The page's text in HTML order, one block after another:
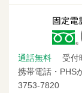
TEL：
青森営業所
〒030-0853 青森
TEL：
通話無料
受付
携帯電話・PHS
3753-7820